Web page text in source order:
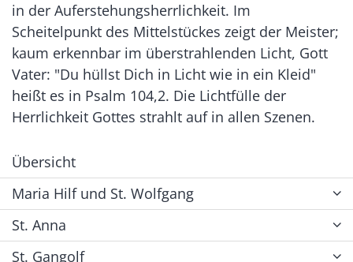
in der Auferstehungsherrlichkeit. Im
Scheitelpunkt des Mittelstückes zeigt der Meister;
kaum erkennbar im überstrahlenden Licht, Gott
Vater: "Du hüllst Dich in Licht wie in ein Kleid"
heißt es in Psalm 104,2. Die Lichtfülle der
Herrlichkeit Gottes strahlt auf in allen Szenen.
Übersicht
Maria Hilf und St. Wolfgang
St. Anna
St. Gangolf